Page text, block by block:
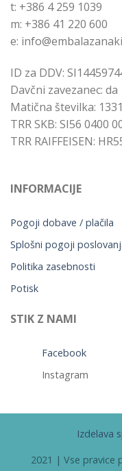
t: +386 4 259 1039
m: +386 41 220 600
e:
ID za DDV:
Davčni zavezanec: da
Matična številka:
TRR SKB: SI56 0400
TRR RAIFFEISEN:
INFORMACIJE
Pogoji dobave / plačila
Splošni pogoji
Politika zasebnosti
Potisk
STIK Z NAMI
Facebook
Instagram
Izdelava
2021 | Vse pravice